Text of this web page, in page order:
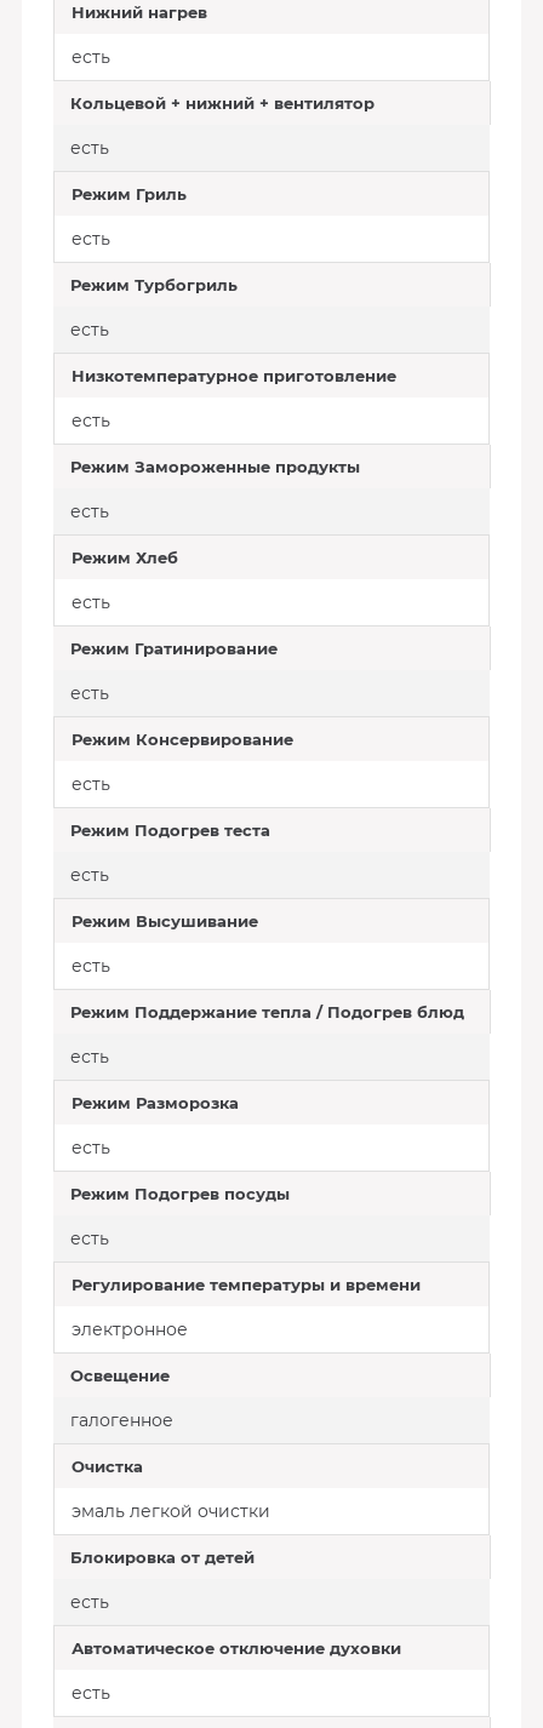
Нижний нагрев
есть
Кольцевой + нижний + вентилятор
есть
Режим Гриль
есть
Режим Турбогриль
есть
Низкотемпературное приготовление
есть
Режим Замороженные продукты
есть
Режим Хлеб
есть
Режим Гратинирование
есть
Режим Консервирование
есть
Режим Подогрев теста
есть
Режим Высушивание
есть
Режим Поддержание тепла / Подогрев блюд
есть
Режим Разморозка
есть
Режим Подогрев посуды
есть
Регулирование температуры и времени
электронное
Освещение
галогенное
Очистка
эмаль легкой очистки
Блокировка от детей
есть
Автоматическое отключение духовки
есть